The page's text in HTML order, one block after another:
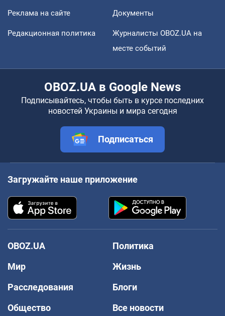
Реклама на сайте Документы
Редакционная политика
Журналисты OBOZ.UA на
месте событий
OBOZ.UA в Google News
Подписывайтесь, чтобы быть в курсе последних
новостей Украины и мира сегодня
Подписаться
Загружайте наше приложение
OBOZ.UA
Политика
Мир
Жизнь
Расследования
Блоги
Общество
Все новости